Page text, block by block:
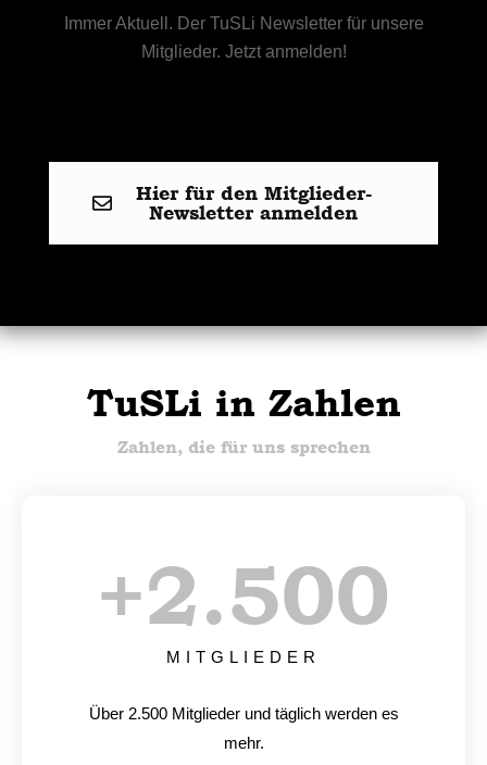
Immer Aktuell. Der TuSLi Newsletter für unsere
Mitglieder. Jetzt anmelden!
Hier für den Mitglieder-
Newsletter anmelden
TuSLi in Zahlen
Zahlen, die für uns sprechen
MITGLIEDER
+2.500
Über 2.500 Mitglieder und täglich werden es
mehr.